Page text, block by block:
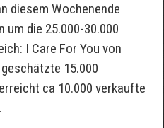
diesem Wochenende
die 25.000-30.000
I Care For You von
15.000
ca 10.000 verkaufte